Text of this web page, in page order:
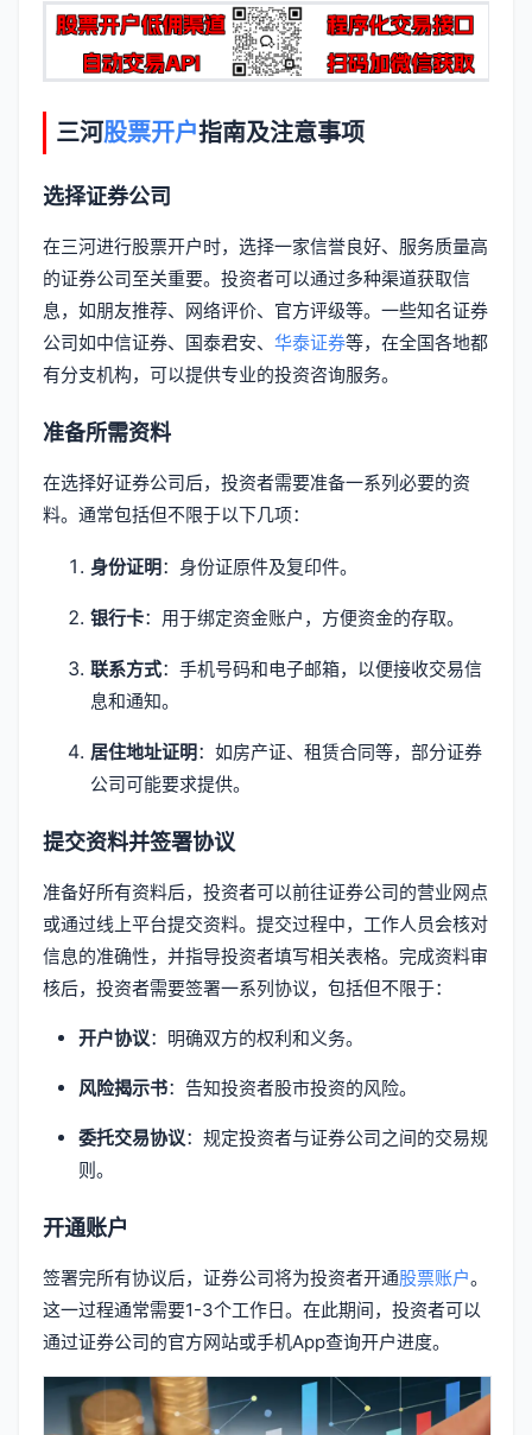
三河股票开户指南及注意事项
选择证券公司
在三河进行股票开户时，选择一家信誉良好、服务质量高
的证券公司至关重要。投资者可以通过多种渠道获取信
息，如朋友推荐、网络评价、官方评级等。一些知名证券
公司如中信证券、国泰君安、 华泰证券等，在全国各地都
有分支机构，可以提供专业的投资咨询服务。
准备所需资料
在选择好证券公司后，投资者需要准备一系列必要的资
料。通常包括但不限于以下几项：
身份证明：身份证原件及复印件。
银行卡：用于绑定资金账户，方便资金的存取。
联系方式：手机号码和电子邮箱，以便接收交易信
息和通知。
居住地址证明：如房产证、租赁合同等，部分证券
公司可能要求提供。
提交资料并签署协议
准备好所有资料后，投资者可以前往证券公司的营业网点
或通过线上平台提交资料。提交过程中，工作人员会核对
信息的准确性，并指导投资者填写相关表格。完成资料审
核后，投资者需要签署一系列协议，包括但不限于：
开户协议：明确双方的权利和义务。
风险揭示书：告知投资者股市投资的风险。
委托交易协议：规定投资者与证券公司之间的交易规
则。
开通账户
签署完所有协议后，证券公司将为投资者开通股票账户。
这一过程通常需要1-3个工作日。在此期间，投资者可以
通过证券公司的官方网站或手机App查询开户进度。